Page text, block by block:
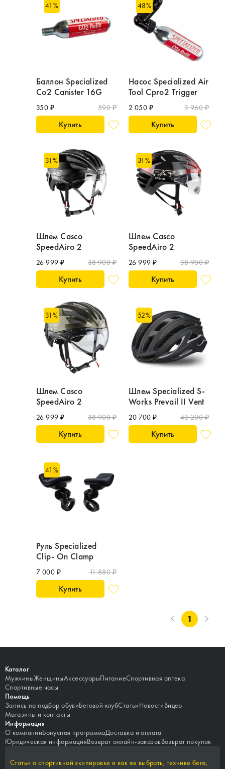
41 %
Баллон Specialized
Co2 Canister 16G
350 ₽ 590 ₽
Купить
48%
Насос Specialized Air
Tool Cpro2 Trigger
2 050 ₽ 3 960 ₽
Купить
31 %
Шлем Casco
SpeedAiro 2
26 999 ₽ 38 900 ₽
Купить
31 %
Шлем Casco
SpeedAiro 2
26 999 ₽ 38 900 ₽
Купить
31 %
Шлем Casco
SpeedAiro 2
26 999 ₽ 38 900 ₽
Купить
52%
Шлем Specialized S-
Works Prevail II Vent
20 700 ₽ 43 200 ₽
Купить
41 %
Руль Specialized
Clip- On Clamp
7 000 ₽ 11 880 ₽
Купить
1
Каталог
МужчиныЖенщиныАксессуарыПитаниеСпортивная аптека
Спортивные часы
Помощь
Запись на подбор обувиБеговой клубСтатьиНовостиВидео
Магазины и контакты
Информация
О компанииБонусная программаДоставка и оплата
Юридическая информацияВозврат онлайн-заказовВозврат покупок
Статьи о спортивной экипировке и как ее выбрать, технике бега,